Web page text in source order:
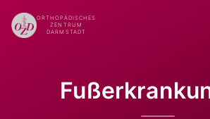
ORTHOPÄDISCHES
ZENTRUM
DARMSTADT